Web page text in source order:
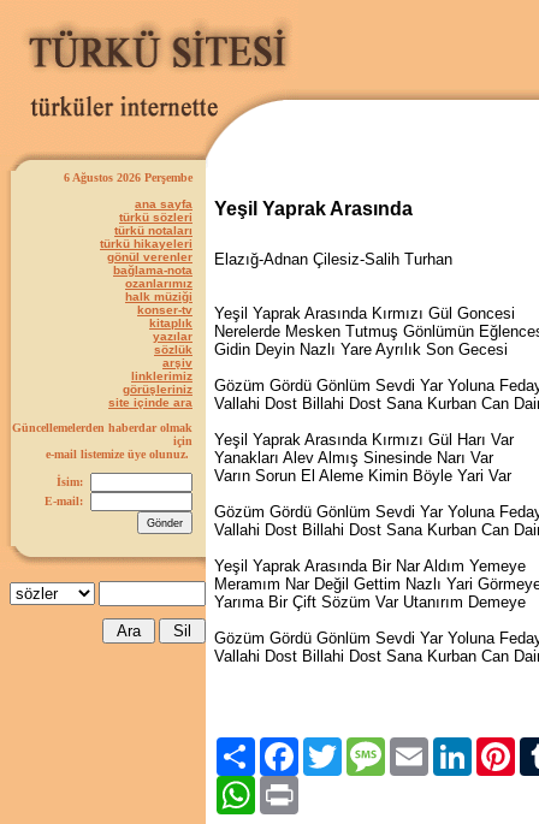
6 Ağustos 2026 Perşembe
ana sayfa
türkü sözleri
türkü notaları
türkü hikayeleri
gönül verenler
bağlama-nota
ozanlarımız
halk müziği
konser-tv
kitaplık
yazılar
sözlük
arşiv
linklerimiz
görüşleriniz
site içinde ara
Güncellemelerden haberdar olmak
için
e-mail listemize üye olunuz.
İsim:
E-mail:
Yeşil Yaprak Arasında
Elazığ-Adnan Çilesiz-Salih Turhan
Yeşil Yaprak Arasında Kırmızı Gül Goncesi
Nerelerde Mesken Tutmuş Gönlümün
Gidin Deyin Nazlı Yare Ayrılık Son Gecesi
Gözüm Gördü Gönlüm Sevdi Yar Yoluna
Vallahi Dost Billahi Dost Sana Kurban Can
Yeşil Yaprak Arasında Kırmızı Gül Harı Var
Yanakları Alev Almış Sinesinde Narı Var
Varın Sorun El Aleme Kimin Böyle Yari Var
Gözüm Gördü Gönlüm Sevdi Yar Yoluna
Vallahi Dost Billahi Dost Sana Kurban Can
Yeşil Yaprak Arasında Bir Nar Aldım Yemeye
Meramım Nar Değil Gettim Nazlı Yari
Yarıma Bir Çift Sözüm Var Utanırım Demeye
Gözüm Gördü Gönlüm Sevdi Yar Yoluna
Vallahi Dost Billahi Dost Sana Kurban Can
Paylaş FacebookTwitter Message Email LinkedIn
WhatsApp